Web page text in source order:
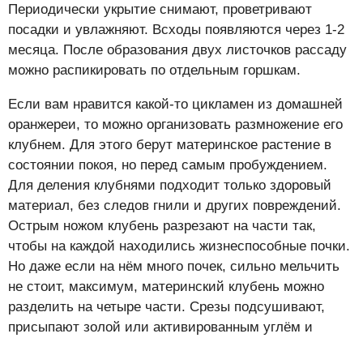
Периодически укрытие снимают, проветривают
посадки и увлажняют. Всходы появляются через 1-2
месяца. После образования двух листочков рассаду
можно распикировать по отдельным горшкам.
Если вам нравится какой-то цикламен из домашней
оранжереи, то можно организовать размножение его
клубнем. Для этого берут материнское растение в
состоянии покоя, но перед самым пробуждением.
Для деления клубнями подходит только здоровый
материал, без следов гнили и других повреждений.
Острым ножом клубень разрезают на части так,
чтобы на каждой находились жизнеспособные почки.
Но даже если на нём много почек, сильно мельчить
не стоит, максимум, материнский клубень можно
разделить на четыре части. Срезы подсушивают,
присыпают золой или активированным углём и